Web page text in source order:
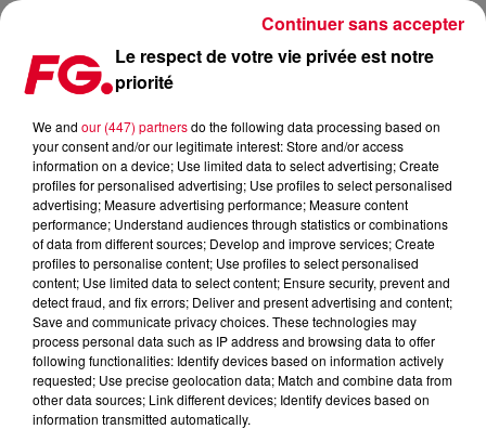
L'AUSTRALIEN TOBIAHS CONTINUE SON ASCENSION AVEC
Publié : 5 mars 2025 à 18h51 par Jean-Baptiste BLANDIN
Le respect de votre vie privée est notre
priorité
We and our (447) partnersdo the following data processing based on
your consent and/or our legitimate interest: Store and/or access
information on a device; Use limited data to select advertising; Create
profiles for personalised advertising; Use profiles to select personalised
advertising; Measure advertising performance; Measure content
performance; Understand audiences through statistics or combinations
of data from different sources; Develop and improve services; Create
profiles to personalise content; Use profiles to select personalised
content; Use limited data to select content; Ensure security, prevent and
detect fraud, and fix errors; Deliver and present advertising and content;
Save and communicate privacy choices. These technologies may
process personal data such as IP address and browsing data to offer
following functionalities: Identify devices based on information actively
requested; Use precise geolocation data; Match and combine data from
other data sources; Link different devices; Identify devices based on
information transmitted automatically.
Continuer sans accepter